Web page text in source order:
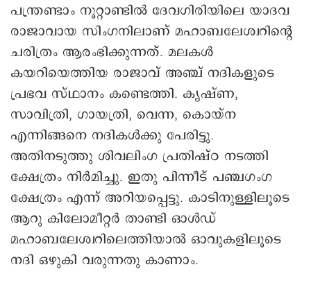
പന്ത്രണ്ടാം നൂറ്റാണ്ടിൽ ദേവഗിരിയിലെ യാദവ
രാജാവായ സിംഗനിലാണ് മഹാബലേശ്വറിന്റെ
ചരിത്രം ആരംഭിക്കുന്നത്. മലകൾ
കയറിയെത്തിയ രാജാവ് അഞ്ച് നദികളുടെ
പ്രഭവ സ്ഥാനം കണ്ടെത്തി. കൃഷ്ണ,
സാവിത്രി, ഗായത്രി, വെന്ന, കൊയ്ന
എന്നിങ്ങനെ നദികൾക്കു പേരിട്ടു.
അതിനടുത്തു ശിവലിംഗ പ്രതിഷ്ഠ നടത്തി
ക്ഷേത്രം നിർമിച്ചു. ഇതു പിന്നീട് പഞ്ചഗംഗ
ക്ഷേത്രം എന്ന് അറിയപ്പെട്ടു. കാടിനുള്ളിലൂടെ
ആറു കിലോമീറ്റർ താണ്ടി ഓൾഡ്
മഹാബലേശ്വറിലെത്തിയാൽ ഓവുകളിലൂടെ
നദി ഒഴുകി വരുന്നതു കാണാം.